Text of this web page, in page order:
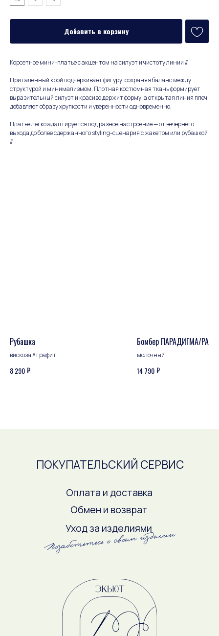
Добавить в корзину
Корсетное мини-платье с акцентом на силуэт и чистоту линии //
Приталенный крой подчёркивает фигуру, сохраняя баланс между
структурой и минимализмом. Плотная костюмная ткань формирует
выразительный силуэт и красиво держит форму, а открытая линия плеч
добавляет образу хрупкости и уверенности одновременно.
Платье легко адаптируется под разное настроение — от вечернего
выхода до более сдержанного styling-сценария с жакетом или рубашкой
//
Рубашка
вискоза // графит
8 290₽
Бомбер ПАРАДИГМА/
молочный
14 790₽
Политика конфиденциальности
с целью получения рекламной рассылки,
политикой
конфиденциальности
ПОДПИСАТЬСЯ